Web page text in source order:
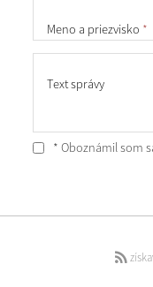
Meno a priezvisko *
Text správy
* Oboznámil som